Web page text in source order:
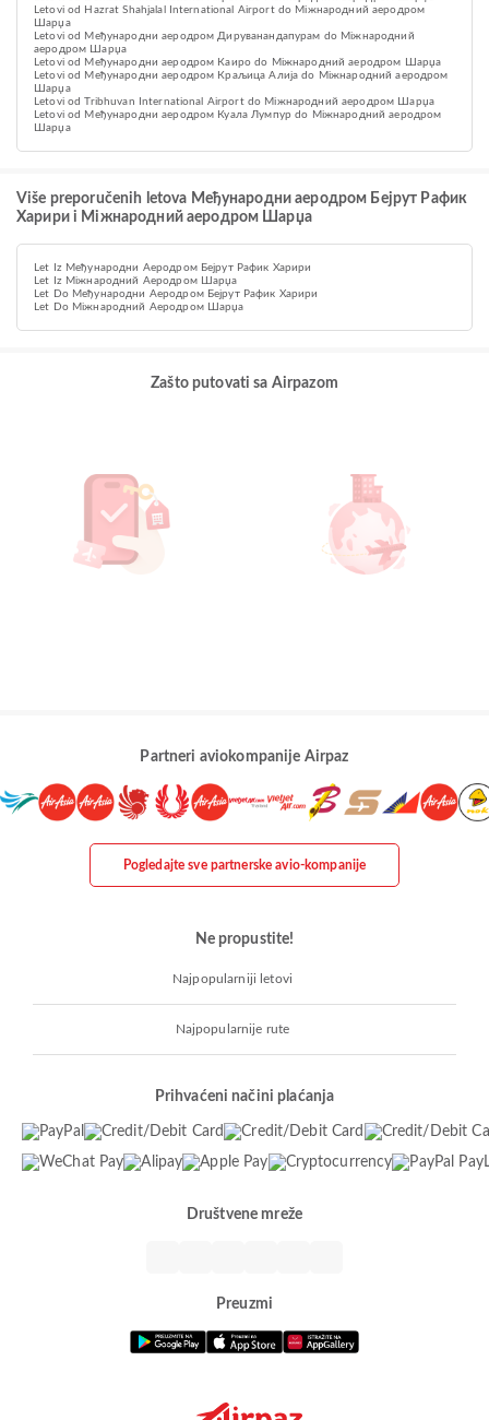
Letovi od Hazrat Shahjalal International Airport do Міжнародний аеродром
Шарџа
Letovi od Међународни аеродром Дируванандапурам do Міжнародний
аеродром Шарџа
Letovi od Међународни аеродром Каиро do Міжнародний аеродром Шарџа
Letovi od Међународни аеродром Краљица Алија do Міжнародний аеродром
Шарџа
Letovi od Tribhuvan International Airport do Міжнародний аеродром Шарџа
Letovi od Међународни аеродром Куала Лумпур do Міжнародний аеродром
Шарџа
Više preporučenih letova Међународни аеродром Бејрут Рафик
Харири i Міжнародний аеродром Шарџа
Let Iz Међународни Аеродром Бејрут Рафик Харири
Let Iz Міжнародний Аеродром Шарџа
Let Do Међународни Аеродром Бејрут Рафик Харири
Let Do Міжнародний Аеродром Шарџа
Zašto putovati sa Airpazom
Partneri aviokompanije Airpaz
Pogledajte sve partnerske avio-kompanije
Ne propustite!
Najpopularniji letovi
Najpopularnije rute
Prihvaćeni načini plaćanja
Društvene mreže
Preuzmi